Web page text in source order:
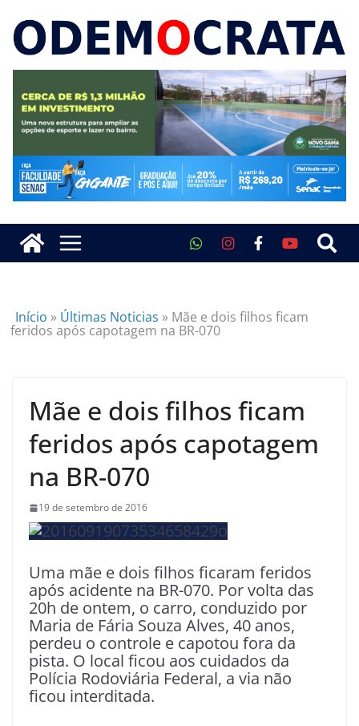
Início » Últimas Noticias » Mãe e dois filhos ficam
feridos após capotagem na BR-070
Mãe e dois filhos ficam
feridos após capotagem
na BR-070
19 de setembro de 2016
Uma mãe e dois filhos ficaram feridos
após acidente na BR-070. Por volta das
20h de ontem, o carro, conduzido por
Maria de Fária Souza Alves, 40 anos,
perdeu o controle e capotou fora da
pista. O local ficou aos cuidados da
Polícia Rodoviária Federal, a via não
ficou interditada.